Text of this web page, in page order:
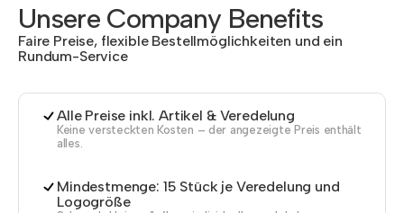
Unsere Company Benefits
Faire Preise, flexible Bestellmöglichkeiten und ein
Rundum-Service
Alle Preise inkl. Artikel & Veredelung
Keine versteckten Kosten – der angezeigte Preis enthält
alles.
Mindestmenge: 15 Stück je Veredelung und
Logogröße